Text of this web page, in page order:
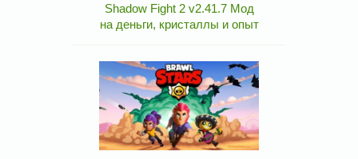
Shadow Fight 2 v2.41.7 Мод
на деньги, кристаллы и опыт